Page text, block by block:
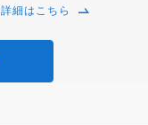
詳細はこちら